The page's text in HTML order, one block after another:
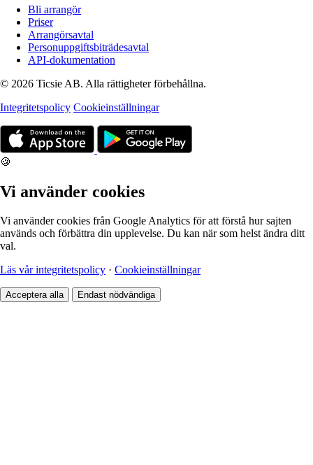
Bli arrangör
Priser
Arrangörsavtal
Personuppgiftsbiträdesavtal
API-dokumentation
© 2026 Ticsie AB. Alla rättigheter förbehållna.
Integritetspolicy Cookieinställningar
🍪
Vi använder cookies
Vi använder cookies från Google Analytics för att förstå hur sajten
används och förbättra din upplevelse. Du kan när som helst ändra ditt
val.
Läs vår integritetspolicy · Cookieinställningar
Acceptera alla Endast nödvändiga